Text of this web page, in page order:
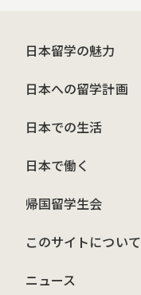
日本留学の魅力
日本への留学計画
日本での生活
日本で働く
帰国留学生会
このサイトについて
ニュース